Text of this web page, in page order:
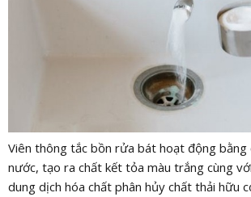
Viên thông tắc bồn rửa bát hoạt động bằng
nước, tạo ra chất kết tỏa màu trắng cùng
dung dịch hóa chất phân hủy chất thải hữu